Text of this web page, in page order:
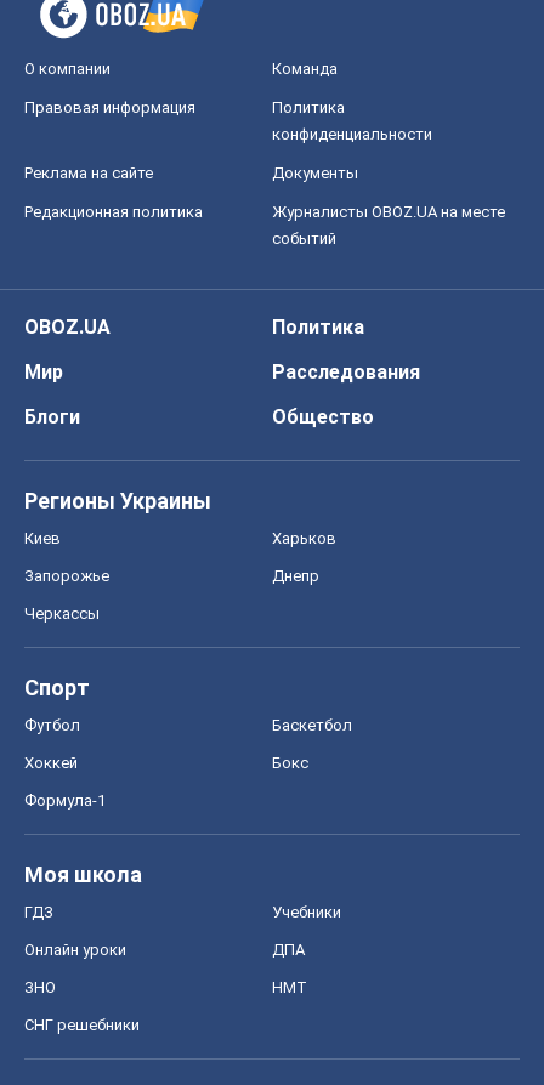
О компании Команда
Правовая информация
Политика
конфиденциальности
Реклама на сайте Документы
Редакционная политика
Журналисты OBOZ.UA на месте
событий
OBOZ.UA
Политика
Мир
Расследования
Блоги
Общество
Регионы Украины
Киев Харьков
Запорожье Днепр
Черкассы
Спорт
Футбол Баскетбол
Хоккей Бокс
Формула-1
Моя школа
ГДЗ Учебники
Онлайн уроки ДПА
ЗНО НМТ
СНГ решебники